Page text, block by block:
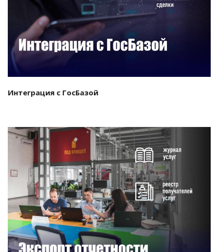
Смотреть проект
Интеграция с ГосБазой
Смотреть проект